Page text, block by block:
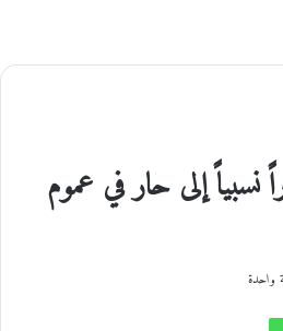
إلى حار في عموم
واحدة